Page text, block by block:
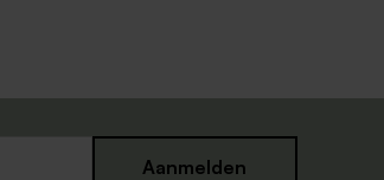
Aanmelden